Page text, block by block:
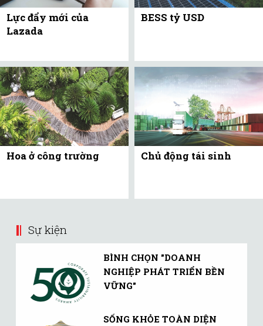
Lực đẩy mới của
Lazada
BESS tỷ USD
Hoa ở công trường Chủ động tái sinh
Sự kiện
BÌNH CHỌN "DOANH
NGHIỆP PHÁT TRIỂN BỀN
VỮNG"
SỐNG KHỎE TOÀN DIỆN